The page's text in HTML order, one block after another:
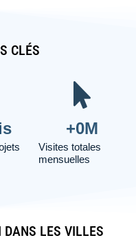
CLÉS
Visites totales
mensuelles
+0M
DANS LES VILLES